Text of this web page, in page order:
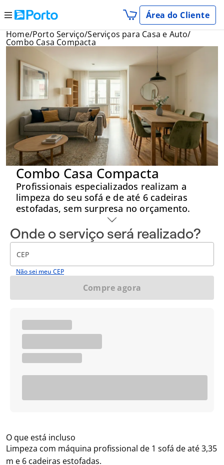
Área do Cliente
um Corretor Seja um Corretor
Home Porto Serviço Serviços para Casa e Auto
Combo Casa Compacta
Combo Casa Compacta
Profissionais especializados realizam a
limpeza do seu sofá e de até 6 cadeiras
estofadas, sem surpresa no orçamento.
Onde o serviço será realizado?
CEP
Não sei meu CEP
Compre agora
O que está incluso
Limpeza com máquina profissional de 1 sofá de até 3,35
m e 6 cadeiras estofadas.